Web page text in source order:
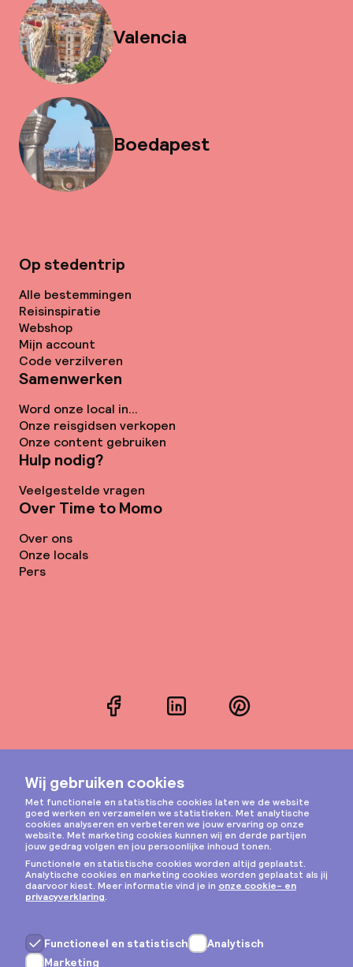
Valencia
Boedapest
Op stedentrip
Alle bestemmingen
Reisinspiratie
Webshop
Mijn account
Code verzilveren
Samenwerken
Word onze local in...
Onze reisgidsen verkopen
Onze content gebruiken
Hulp nodig?
Veelgestelde vragen
Over Time to Momo
Over ons
Onze locals
Pers
FacebookLinkedInPinterest
Instagram
Privacy & cookies
Algemene voorwaarden